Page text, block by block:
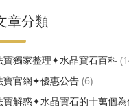
章分類
寶獨家整理✦水晶寶石百科
寶官網✦優惠公告 (6)
寶解惑✦水晶寶石的十萬個為